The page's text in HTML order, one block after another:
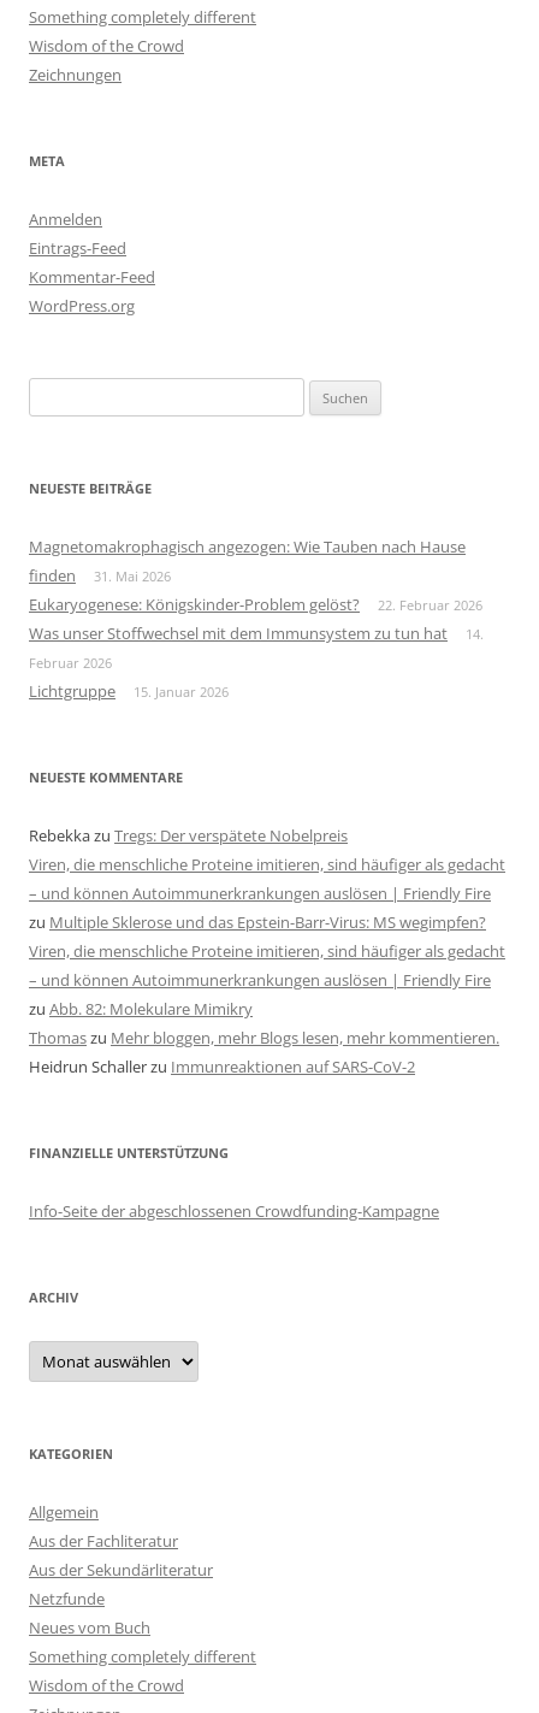
Something completely different
Wisdom of the Crowd
Zeichnungen
META
Anmelden
Eintrags-Feed
Kommentar-Feed
WordPress.org
nach:
NEUESTE BEITRÄGE
Magnetomakrophagisch angezogen: Wie Tauben nach Hause
finden
31. Mai 2026
Eukaryogenese: Königskinder-Problem gelöst? 22. Februar 2026
Was unser Stoffwechsel mit dem Immunsystem zu tun hat
14.
Februar 2026
Lichtgruppe 15. Januar 2026
NEUESTE KOMMENTARE
Rebekkazu Tregs: Der verspätete Nobelpreis
Viren, die menschliche Proteine imitieren, sind häufiger als gedacht
– und können Autoimmunerkrankungen auslösen | Friendly Fire
zu Multiple Sklerose und das Epstein-Barr-Virus: MS wegimpfen?
Viren, die menschliche Proteine imitieren, sind häufiger als gedacht
– und können Autoimmunerkrankungen auslösen | Friendly Fire
zu Abb. 82: Molekulare Mimikry
Thomaszu Mehr bloggen, mehr Blogs lesen, mehr kommentieren.
Heidrun Schallerzu Immunreaktionen auf SARS-CoV-2
FINANZIELLE UNTERSTÜTZUNG
Info-Seite der abgeschlossenen Crowdfunding-Kampagne
ARCHIV
Archiv
KATEGORIEN
Allgemein
Aus der Fachliteratur
Aus der Sekundärliteratur
Netzfunde
Neues vom Buch
Something completely different
Wisdom of the Crowd